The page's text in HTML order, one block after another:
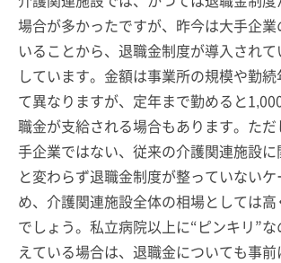
場合が多かったですが、昨今は大手企
いることから、退職金制度が導入され
しています。金額は事業所の規模や勤
て異なりますが、定年まで勤めると
職金が支給される場合もあります。た
手企業ではない、従来の介護関連施設
と変わらず退職金制度が整っていない
め、介護関連施設全体の相場としては
でしょう。私立病院以上に“ピンキリ”
えている場合は、退職金についても事前